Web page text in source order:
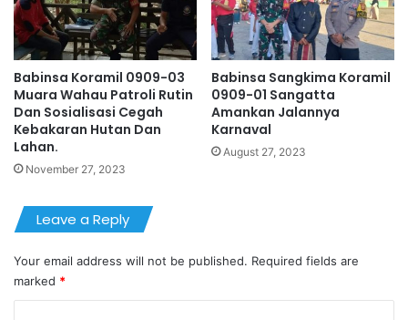
Babinsa Koramil 0909-03
Muara Wahau Patroli Rutin
Dan Sosialisasi Cegah
Kebakaran Hutan Dan
Lahan.
November 27, 2023
Babinsa Sangkima Koramil
0909-01 Sangatta
Amankan Jalannya
Karnaval
August 27, 2023
Leave a Reply
Your email address will not be published. Required fields are
marked *